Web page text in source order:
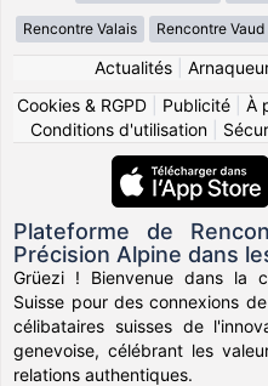
Rencontre Valais Rencontre Vaud
Actualités|
Cookies & RGPD
Publicité À
Conditions d'utilisation|
Plateforme de
Précision Alpine dans
Grüezi ! Bienvenue dans la
Suisse pour des connexions
célibataires suisses de
genevoise, célébrant les
relations authentiques.